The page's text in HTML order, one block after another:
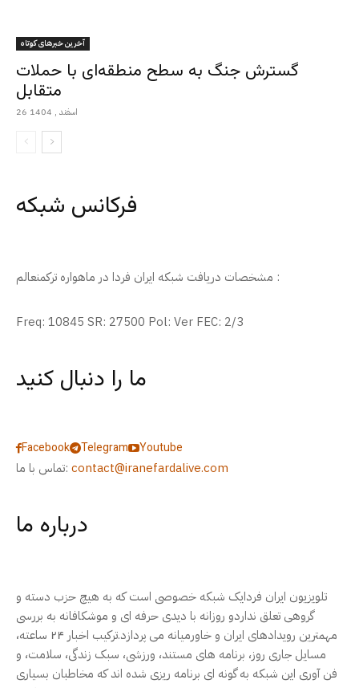
آخرین خبرهای کوتاه
گسترش جنگ به سطح منطقه‌ای با حملات
متقابل
26 اسفند , 1404
فرکانس شبکه
مشخصات دریافت شبکه ایران فردا در ماهواره ترکمنعالم :
Freq: 10845 SR: 27500 Pol: Ver FEC: 2/3
ما را دنبال کنید
Facebook Telegram
Youtube
تماس با ما: contact@iranefardalive.com
درباره ما
تلویزیون ایران فردایک شبکه خصوصی است که به هیچ حزب دسته و
گروهی تعلق نداردو روزانه با دیدی حرفه ای و موشکافانه به بررسی
مهمترین رویدادهای ایران و خاورمیانه می پردازد.ترکیب اخبار ۲۴ ساعته،
مسایل جاری روز، برنامه های مستند، ورزشی، سبک زندگی، سلامت، و
فن آوری این شبکه به گونه ای برنامه ریزی شده اند که مخاطبان بسیاری